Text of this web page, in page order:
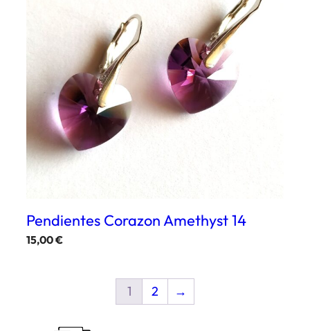
Pendientes Corazon Amethyst 14
15,00€
1 2 →